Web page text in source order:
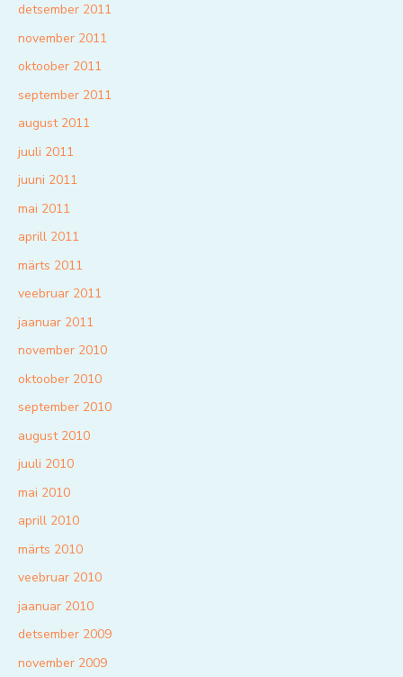
detsember 2011
november 2011
oktoober 2011
september 2011
august 2011
juuli 2011
juuni 2011
mai 2011
aprill 2011
märts 2011
veebruar 2011
jaanuar 2011
november 2010
oktoober 2010
september 2010
august 2010
juuli 2010
mai 2010
aprill 2010
märts 2010
veebruar 2010
jaanuar 2010
detsember 2009
november 2009